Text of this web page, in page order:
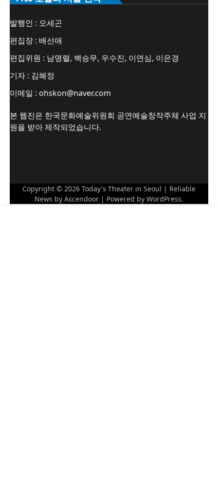
발행인 : 오세곤
편집장 : 배선애
편집위원 : 남명렬, 백승무, 우수진, 이연심, 이은경
기자 : 김혜정
이메일 : ohskon@naver.com
본 웹진은 한국문화예술위원회 공연예술창작주체 사업 지
원을 받아 제작되었습니다.
Copyright © 2026 Today's Theater in Seoul | Reliable
News by Ascendoor | Powered by WordPress.